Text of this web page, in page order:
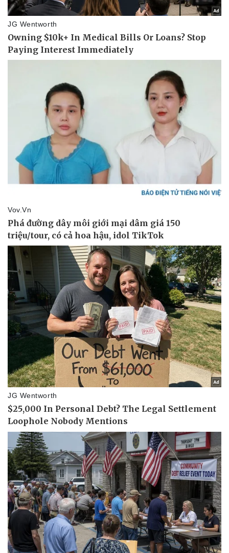
Tin nóng
Tư vấn luật
Việt Nam
Thể thao
Bóng đá
Lịch thi đấu bóng đá
Thế giới thể thao
eSports
Hậu trường
Ô tô - Xe máy
Xe máy
Tư vấn